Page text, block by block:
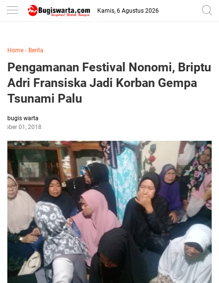
-->
Kamis, 6 Agustus 2026
Home › Berita
Pengamanan Festival Nonomi, Briptu
Adri Fransiska Jadi Korban Gempa
Tsunami Palu
bugis warta
01, 2018